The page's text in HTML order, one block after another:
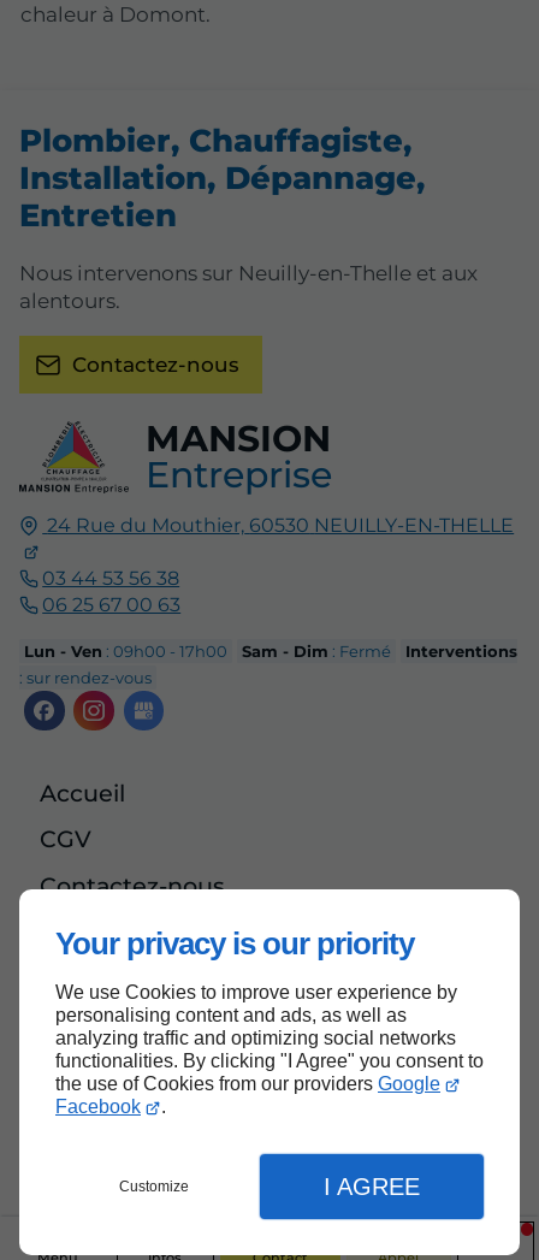
Your privacy is our priority
We use Cookies to improve user experience by
personalising content and ads, as well as
analyzing traffic and optimizing social networks
functionalities. By clicking "I Agree" you consent to
the use of Cookies from our providers Google
Facebook
.
Customize I AGREE
chaleur à Domont.
MANSION
Entreprise
24 Rue du Mouthier, 60530 NEUILLY-EN-THELLE
03 44 53 56 38
06 25 67 00 63
Lun - Ven : 09h00 - 17h00 Sam - Dim : Fermé
Interventions
: sur rendez-vous
Accueil
CGV
Contactez-nous
Mentions légales
Plan du site
Plombier, Chauffagiste,
Installation, Dépannage,
Entretien
Nous intervenons sur Neuilly-en-Thelle et aux
alentours.
Contactez-nous
Haut de page